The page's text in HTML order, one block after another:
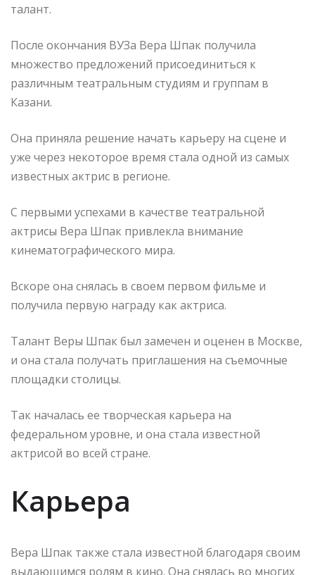
талант.
После окончания ВУЗа Вера Шпак получила
множество предложений присоединиться к
различным театральным студиям и группам в
Казани.
Она приняла решение начать карьеру на сцене и
уже через некоторое время стала одной из самых
известных актрис в регионе.
С первыми успехами в качестве театральной
актрисы Вера Шпак привлекла внимание
кинематографического мира.
Вскоре она снялась в своем первом фильме и
получила первую награду как актриса.
Талант Веры Шпак был замечен и оценен в Москве,
и она стала получать приглашения на съемочные
площадки столицы.
Так началась ее творческая карьера на
федеральном уровне, и она стала известной
актрисой во всей стране.
Карьера
Вера Шпак также стала известной благодаря своим
выдающимся ролям в кино. Она снялась во многих